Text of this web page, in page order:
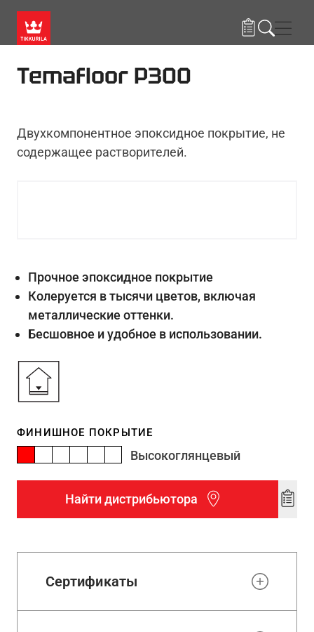
Temafloor P300
Двухкомпонентное эпоксидное покрытие, не
содержащее растворителей.
Прочное эпоксидное покрытие
Колеруется в тысячи цветов, включая
металлические оттенки.
Бесшовное и удобное в использовании.
ФИНИШНОЕ ПОКРЫТИЕ
Высокоглянцевый
Найти дистрибьютора
Add
Сертификаты